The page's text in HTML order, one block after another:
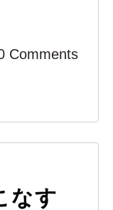
Comments
なす